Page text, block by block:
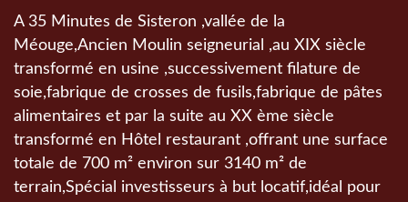
A 35 Minutes de Sisteron ,vallée de la
Méouge,Ancien Moulin seigneurial ,au XIX siècle
transformé en usine ,successivement filature de
soie,fabrique de crosses de fusils,fabrique de pâtes
alimentaires et par la suite au XX ème siècle
transformé en Hôtel restaurant ,offrant une surface
totale de 700 m² environ sur 3140 m² de
terrain,Spécial investisseurs à but locatif,idéal pour